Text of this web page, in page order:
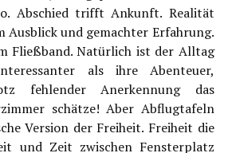
Abschied trifft Ankunft. Realität
Ausblick und gemachter Erfahrung.
Fließband. Natürlich ist der Alltag
als ihre Abenteuer,
fehlender Anerkennung das
schätze! Aber Abflugtafeln
Version der Freiheit. Freiheit die
und Zeit zwischen Fensterplatz